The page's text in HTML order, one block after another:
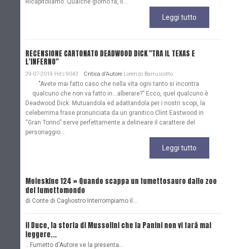
Ricapitoliamo. Qualche giorno fa, il...
Leggi tutto
RECENSIONE CARTONATO DEADWOOD DICK "TRA IL TEXAS E
L'INFERNO"
29-07-2019 Hits:9043 Critica d'Autore Lorenzo Barruscotto
"Avete mai fatto caso che nella vita ogni tanto si incontra
qualcuno che non va fatto in…alberare?” Ecco, quel qualcuno è
Deadwood Dick. Mutuandola ed adattandola per i nostri scopi, la
celeberrima frase pronunciata da un granitico Clint Eastwood in
“Gran Torino” serve perfettamente a delineare il carattere del
personaggio...
Leggi tutto
Moleskine 124 » Quando scappa un fumettosauro dallo zoo
del fumettomondo
di Conte di Cagliostro Interrompiamo il…
Il Duce, la storia di Mussolini che la Panini non vi farà mai
leggere...
...Fumetto d'Autore ve la presenta…